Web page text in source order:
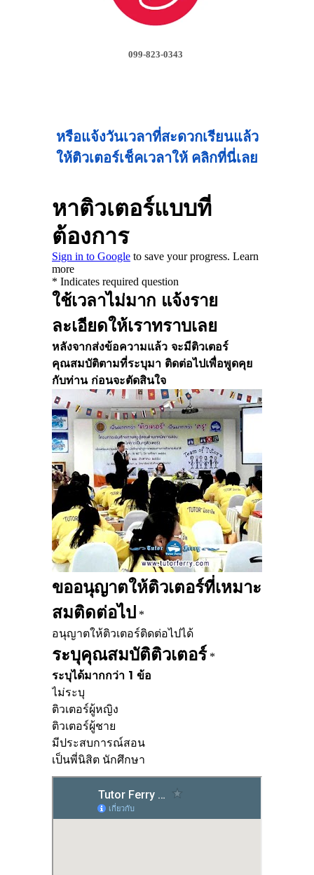
099-823-0343
หรือแจ้งวันเวลาที่สะดวกเรียนแล้ว
ให้ติวเตอร์เช็คเวลาให้ คลิกที่นี่เลย